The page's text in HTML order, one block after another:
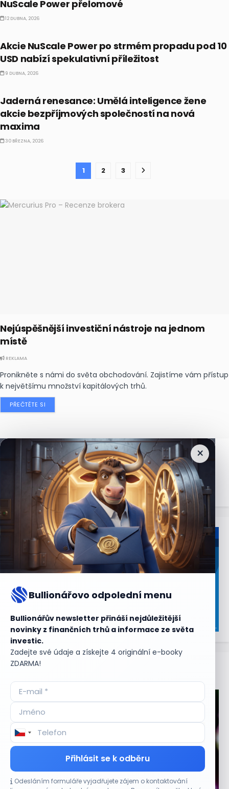
NuScale Power přelomové
12 DUBNA, 2026
Akcie NuScale Power po strmém propadu pod 10
USD nabízí spekulativní příležitost
9 DUBNA, 2026
Jaderná renesance: Umělá inteligence žene
akcie bezpříjmových společností na nová
maxima
30 BŘEZNA, 2026
1 2 3
Nejúspěšnější investiční nástroje na jednom
místě
REKLAMA
Pronikněte s námi do světa obchodování. Zajistíme vám přístup
k největšímu množství kapitálových trhů.
PŘEČTĚTE SI
×
Bullionářovo odpolední menu
Bullionářův newsletter přináší nejdůležitější
novinky z finančních trhů a informace ze světa
investic.
Zadejte své údaje a získejte 4 originální e-booky
ZDARMA!
Přihlásit se k odběru
Odesláním formuláře vyjadřujete zájem o kontaktování
Nejčtenějšízprávy
Aktuální
CO HÝBE TRHEM